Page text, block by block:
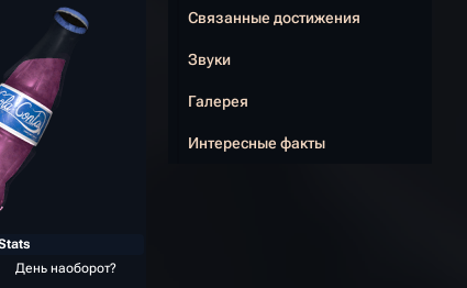
День наоборот?
Связанные достижения
Звуки
Галерея
Интересные факты